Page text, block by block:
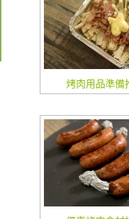
烤肉用品準備